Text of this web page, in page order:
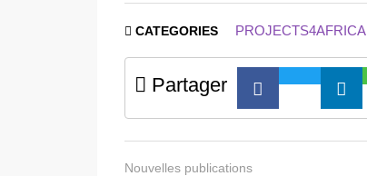
CATEGORIES PROJECTS4AFRICA
Partager
Nouvelles publications